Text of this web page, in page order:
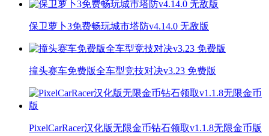
保卫萝卜3免费畅玩城市塔防v4.14.0 无敌版
撞头赛车免费版全车型竞技对决v3.23 免费版
PixelCarRacer汉化版无限金币钻石领取v1.1.8无限金币版